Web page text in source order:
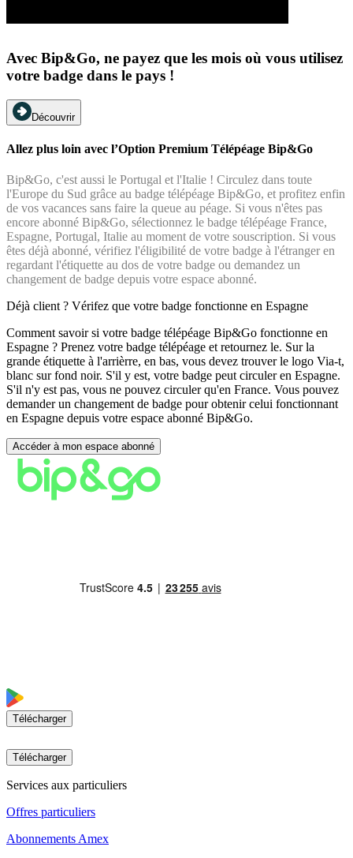
Avec Bip&Go, ne payez que les mois où vous utilisez
votre badge dans le pays !
Découvrir
Allez plus loin avec l’Option Premium Télépéage Bip&Go
Bip&Go, c'est aussi le Portugal et l'Italie ! Circulez dans toute
l'Europe du Sud grâce au badge télépéage Bip&Go, et profitez enfin
de vos vacances sans faire la queue au péage. Si vous n'êtes pas
encore abonné Bip&Go, sélectionnez le badge télépéage France,
Espagne, Portugal, Italie au moment de votre souscription. Si vous
êtes déjà abonné, vérifiez l'éligibilité de votre badge à l'étranger en
regardant l'étiquette au dos de votre badge ou demandez un
changement de badge depuis votre espace abonné.
Déjà client ? Vérifez que votre badge fonctionne en Espagne
Comment savoir si votre badge télépéage Bip&Go fonctionne en
Espagne ? Prenez votre badge télépéage et retournez le. Sur la
grande étiquette à l'arrièrre, en bas, vous devez trouver le logo Via-t,
blanc sur fond noir. S'il y est, votre badge peut circuler en Espagne.
S'il n'y est pas, vous ne pouvez circuler qu'en France. Vous pouvez
demander un changement de badge pour obtenir celui fonctionnant
en Espagne depuis votre espace abonné Bip&Go.
Accéder à mon espace abonné
Télécharger
Télécharger
Services aux particuliers
Offres particuliers
Abonnements Amex